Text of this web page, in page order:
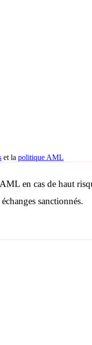
et la politique AML
en cas de haut
sanctionnés.